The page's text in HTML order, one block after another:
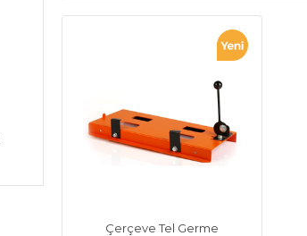
Çerçeve Tel Germe